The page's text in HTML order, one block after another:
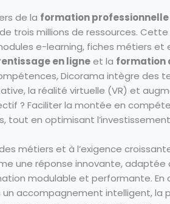
de la formation professionnelle
trois millions de ressources.
e-learning, fiches métiers
en ligneet la formation
Dicorama intègre des
la réalité virtuelle (VR) et
? Faciliter la montée en
tout en optimisant
métiers et à l’exigence
une réponse innovante, adaptée
modulable et performante.
accompagnement intelligent,